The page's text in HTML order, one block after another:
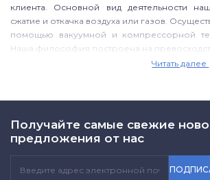
клиента. Основной вид деятельности
сжатие и откачка воздуха или газов.
помощью вакуумной и компрессорной
Наша философия построена на
Читать далее
Получайте самые свежие
предложения от нас